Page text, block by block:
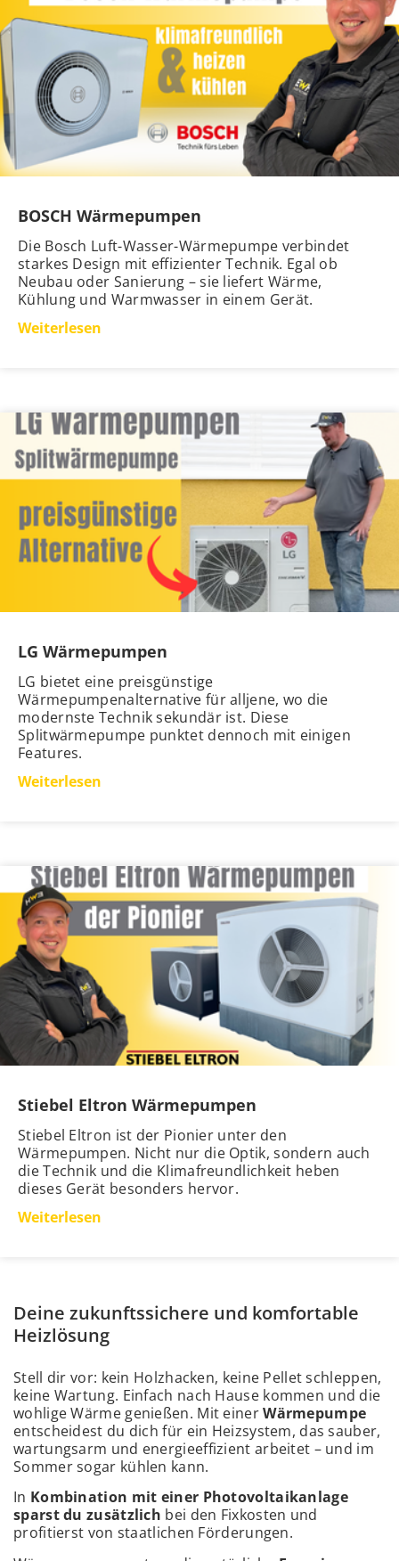
BOSCH Wärmepumpen
Die Bosch Luft-Wasser-Wärmepumpe verbindet
starkes Design mit effizienter Technik. Egal ob
Neubau oder Sanierung – sie liefert Wärme,
Kühlung und Warmwasser in einem Gerät.
Weiterlesen
LG Wärmepumpen
LG bietet eine preisgünstige
Wärmepumpenalternative für alljene, wo die
modernste Technik sekundär ist. Diese
Splitwärmepumpe punktet dennoch mit einigen
Features.
Weiterlesen
Stiebel Eltron Wärmepumpen
Stiebel Eltron ist der Pionier unter den
Wärmepumpen. Nicht nur die Optik, sondern auch
die Technik und die Klimafreundlichkeit heben
dieses Gerät besonders hervor.
Weiterlesen
Deine zukunftssichere und komfortable
Heizlösung
Stell dir vor: kein Holzhacken, keine Pellet schleppen,
keine Wartung. Einfach nach Hause kommen und die
wohlige Wärme genießen. Mit einerWärmepumpe
entscheidest du dich für ein Heizsystem, das sauber,
wartungsarm und energieeffizient arbeitet – und im
Sommer sogar kühlen kann.
In Kombination mit einer Photovoltaikanlage
sparst du zusätzlich bei den Fixkosten und
profitierst von staatlichen Förderungen.